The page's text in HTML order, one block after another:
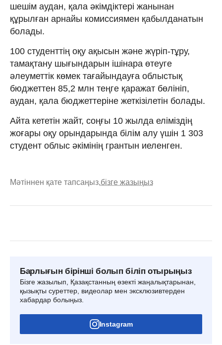
шешім аудан, қала әкімдіктері жанынан
құрылған арнайы комиссиямен қабылданатын
болады.
100 студенттің оқу ақысын және жүріп-тұру,
тамақтану шығындарын ішінара өтеуге
әлеуметтік көмек тағайындауға облыстық
бюджеттен 85,2 млн теңге қаражат бөлініп,
аудан, қала бюджеттеріне жеткізілетін болады.
Айта кететін жайт, соңғы 10 жылда еліміздің
жоғары оқу орындарында білім алу үшін 1 303
студент облыс әкімінің грантын иеленген.
Мәтіннен қате тапсаңыз,бізге жазыңыз
Барлығын бірінші болып біліп отырыңыз
Бізге жазылып, Қазақстанның өзекті жаңалықтарынан,
қызықты суреттер, видеолар мен эксклюзивтерден
хабардар болыңыз.
Instagram